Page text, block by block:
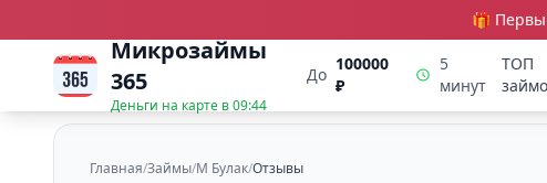
🎁
Микрозаймы
365
Деньги на карте в09:44
До
100000
₽
5
минут
ТОП
Главная/Займы/М Булак/Отзывы